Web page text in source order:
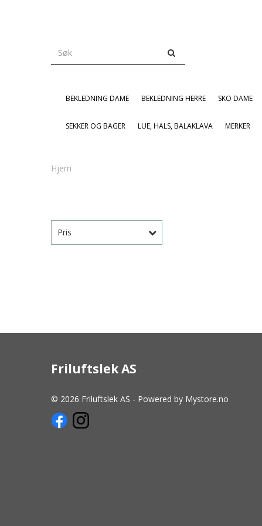
BEKLEDNING DAME BEKLEDNING HERRE SKO DAME
SEKKER OG BAGER LUE, HALS, BALAKLAVA MERKER
Hjem
Pris
Friluftslek AS
© 2026 Friluftslek AS - Powered by Mystore.no